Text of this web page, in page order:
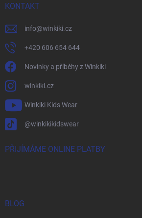
KONTAKT
info@winkiki.cz
+420 606 654 644
Novinky a příběhy z Winkiki
winkiki.cz
Winkiki Kids Wear
@winkikikidswear
PŘIJÍMÁME ONLINE PLATBY
BLOG